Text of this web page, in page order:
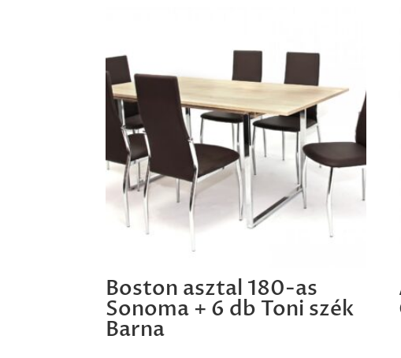
Boston asztal 180-as
Sonoma + 6 db Toni szék
Barna